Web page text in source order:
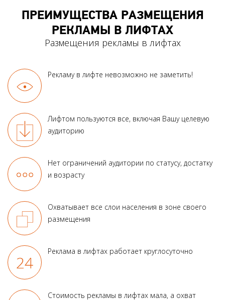
ПРЕИМУЩЕСТВА РАЗМЕЩЕНИЯ
РЕКЛАМЫ В ЛИФТАХ
Размещения рекламы в лифтах
Рекламу в лифте невозможно не заметить!
Лифтом пользуются все, включая Вашу целевую
аудиторию
Нет ограничений аудитории по статусу, достатку
и возрасту
Охватывает все слои населения в зоне своего
размещения
Реклама в лифтах работает круглосуточно
Стоимость рекламы в лифтах мала, а охват